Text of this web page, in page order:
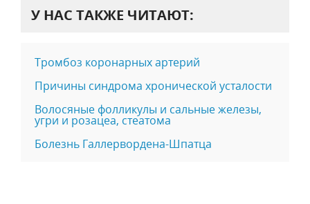
У НАС ТАКЖЕ ЧИТАЮТ:
Тромбоз коронарных артерий
Причины cиндрома хронической усталости
Волосяные фолликулы и сальные железы,
угри и розацеа, стеатома
Болезнь Галлервордена-Шпатца